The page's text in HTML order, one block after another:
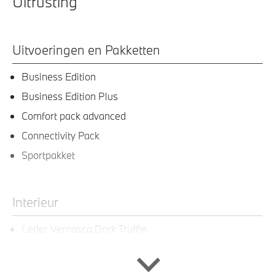
Uitvoeringen en Pakketten
Business Edition
Business Edition Plus
Comfort pack advanced
Connectivity Pack
Sportpakket
Interieur
Leder Vernasca Dark Truffle
Interieurlijsten Eichen dunkel matt